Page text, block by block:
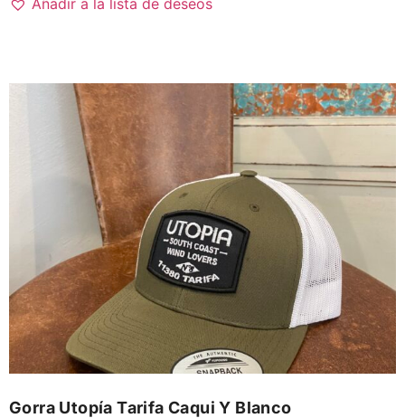
Gorra Utopía Tarifa Caqui Y Blanco